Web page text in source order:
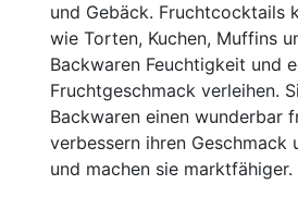
und Gebäck. Fruchtcocktails
wie Torten, Kuchen, Muffins
Backwaren Feuchtigkeit und
Fruchtgeschmack verleihen.
Backwaren einen wunderbar
verbessern ihren Geschmack
und machen sie marktfähiger.